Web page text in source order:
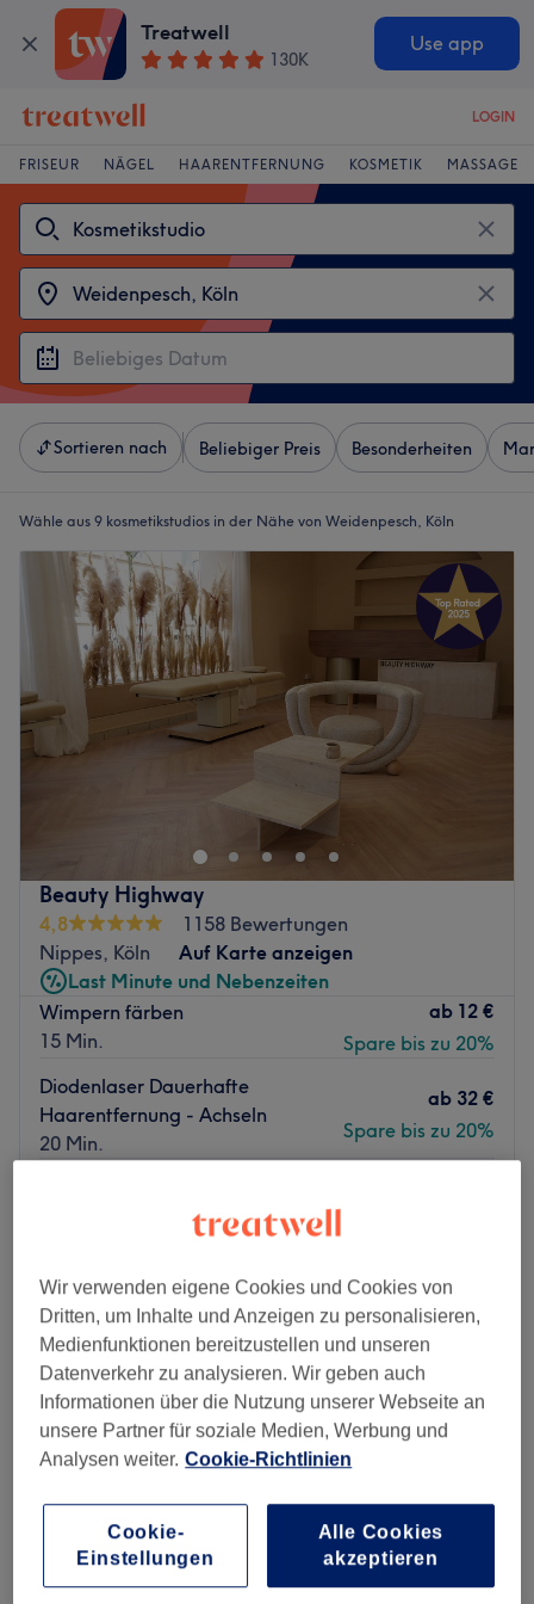
Treatwell
130K
Use app
LOGIN
FRISEUR NÄGEL HAARENTFERNUNG KOSMETIK MASSAGE
Sortieren nach Beliebiger Preis Besonderheiten
Wähle aus 9 kosmetikstudios in der Nähe von Weidenpesch, Köln
Beauty Highway
4,8
1158 Bewertungen
Nippes, Köln
Auf Karte anzeigen
Last Minute und Nebenzeiten
Wimpern färben
15 Min.
ab 12 €
Spare bis zu 20%
Diodenlaser Dauerhafte
Haarentfernung - Achseln
20 Min.
ab 32 €
Spare bis zu 20%
Haarentfernung - Gesicht
Montag 09:00–19:00
Dienstag
09:00–19:00
Mittwoch
09:00–19:00
Donnerstag
09:00– 19:00
Freitag
Sonntag
Geschlossen
Dramatischer Augenaufschlag und buschige
Wir verwenden eigene Cookies und Cookies von
Dritten, um Inhalte und Anzeigen zu personalisieren,
Medienfunktionen bereitzustellen und unseren
Datenverkehr zu analysieren. Wir geben auch
Informationen über die Nutzung unserer Webseite an
unsere Partner für soziale Medien, Werbung und
Analysen weiter. Cookie-Richtlinien
Cookie-
Einstellungen
Alle Cookies
akzeptieren